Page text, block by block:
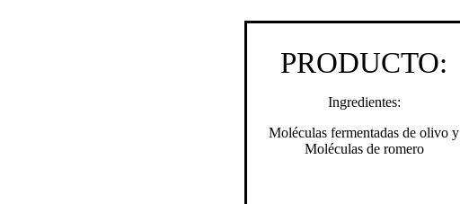
PRODUCTO:
Ingredientes:
Moléculas fermentadas de olivo y
Moléculas de romero